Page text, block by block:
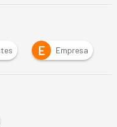
Empresa I